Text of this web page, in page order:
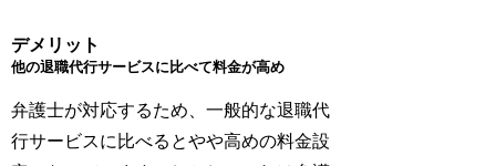
デメリット
他の退職代行サービスに比べて料金が高め
弁護士が対応するため、一般的な退職代
行サービスに比べるとやや高めの料金設